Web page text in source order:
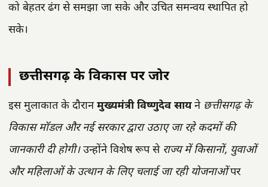
को बेहतर ढंग से समझा जा सके और उचित समन्वय स्थापित हो
सके।
छत्तीसगढ़ के विकास पर जोर
इस मुलाकात के दौरानमुख्यमंत्री विष्णुदेव सायने छत्तीसगढ़ के
विकास मॉडल और नई सरकार द्वारा उठाए जा रहे कदमों की
जानकारी दी होगी।उन्होंने विशेष रूप से राज्य में किसानों, युवाओं
और महिलाओं के उत्थान के लिए चलाई जा रही योजनाओंपर